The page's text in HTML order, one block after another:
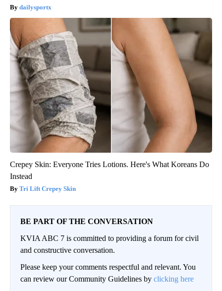
dailysportx
Crepey Skin: Everyone Tries Lotions. Here's What Koreans Do
Instead
Tri Lift Crepey Skin
BE PART OF THE CONVERSATION
KVIA ABC 7 is committed to providing a forum for civil
and constructive conversation.
Please keep your comments respectful and relevant. You
can review our Community Guidelines by clicking here